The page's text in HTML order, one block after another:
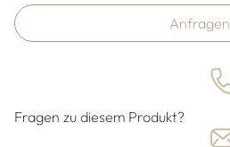
Anfragen
Fragen zu diesem Produkt?